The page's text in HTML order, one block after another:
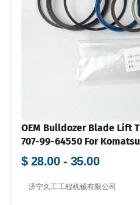
OEM Bulldozer Blade Lift
707-99-64550 For
$ 28.00 - 35.00
济宁久工工程机械有限公司